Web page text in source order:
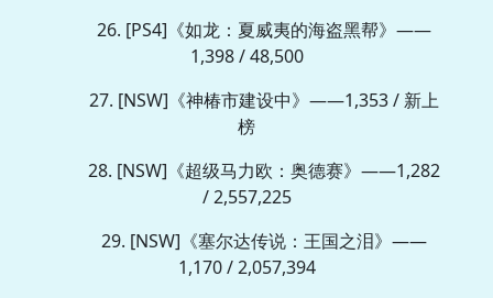
26. [PS4]《如龙：夏威夷的海盗黑帮》——
1,398 / 48,500
27. [NSW]《神椿市建设中》——1,353 / 新上
榜
28. [NSW]《超级马力欧：奥德赛》——1,282
/ 2,557,225
29. [NSW]《塞尔达传说：王国之泪》——
1,170 / 2,057,394